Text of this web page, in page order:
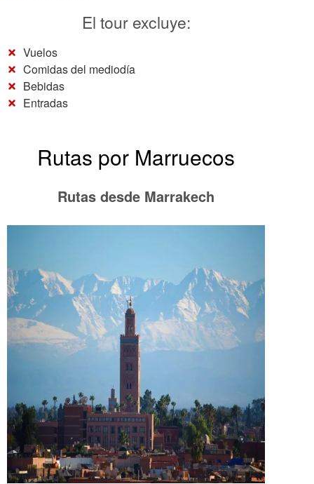
El tour excluye:
Vuelos
Comidas del mediodía
Bebidas
Entradas
Rutas por Marruecos
Rutas desde Marrakech